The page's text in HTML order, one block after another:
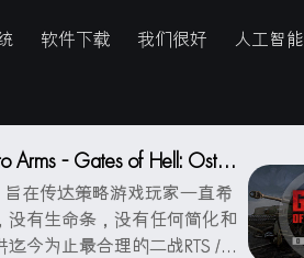
软件下载 我们很好 人工智能
- Gates of Hell: Ostfr
旨在传达策略游戏玩家一直希
有生命条，没有任何简化和
今为止最合理的二战RTS / R